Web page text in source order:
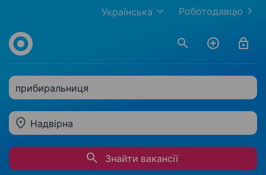
Роботодавцю
Українська
прибиральниця
Надвірна
Знайти вакансії